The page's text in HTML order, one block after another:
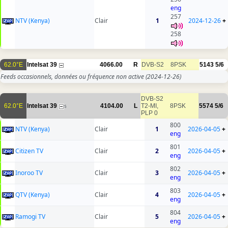
NTV (Kenya) Clair 1
eng
257
258
2024-12-26+
62.0°E Intelsat 39 4066.00 R DVB-S2 8PSK 5143 5/6
Feeds occasionnels, données ou fréquence non active(2024-12-26)
62.0°E Intelsat 39 5 4104.00 L
DVB-S2
T2-MI,
PLP 0
8PSK 5574 5/6
NTV (Kenya) Clair 1
800
eng
2026-04-05+
Citizen TV Clair 2
801
eng
2026-04-05+
Inoroo TV Clair 3
802
eng
2026-04-05+
QTV (Kenya) Clair 4
803
eng
2026-04-05+
Ramogi TV Clair 5
804
eng
2026-04-05+